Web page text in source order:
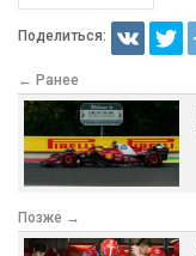
Поделиться:
← Ранее
Позже →